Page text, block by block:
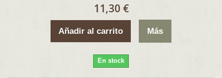
11,30 €
Añadir al carrito Más
En stock